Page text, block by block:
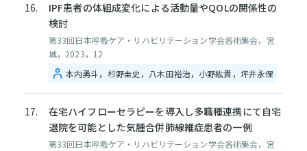
IPF患者の体組成変化による活動量やQOLの関係性の
検討
第33回日本呼吸ケア・リハビリテーション学会各術集会，宮
城，2023，12
本内勇斗，杉野圭史，八木田裕治，小野紘貴，坪井永保
在宅ハイフローセラピーを導入し多職種連携にて自宅
退院を可能とした気腫合併肺線維症患者の一例
第33回日本呼吸ケア・リハビリテーション学会各術集会，宮